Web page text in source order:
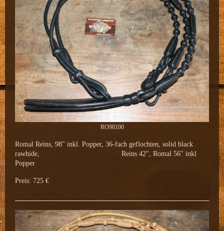
RO98100
Romal Reins, 98" inkl. Popper, 36-fach geflochten, solid black
rawhide, Reins 42", Romal 56" inkl
Popper
Preis: 725 €